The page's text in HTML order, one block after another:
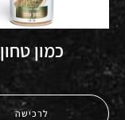
כמון טחון
לרכישה